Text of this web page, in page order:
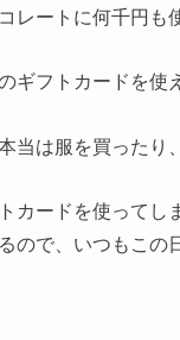
レートに何千円も
ギフトカードを使
当は服を買ったり
カードを使ってし
ので、いつもこの